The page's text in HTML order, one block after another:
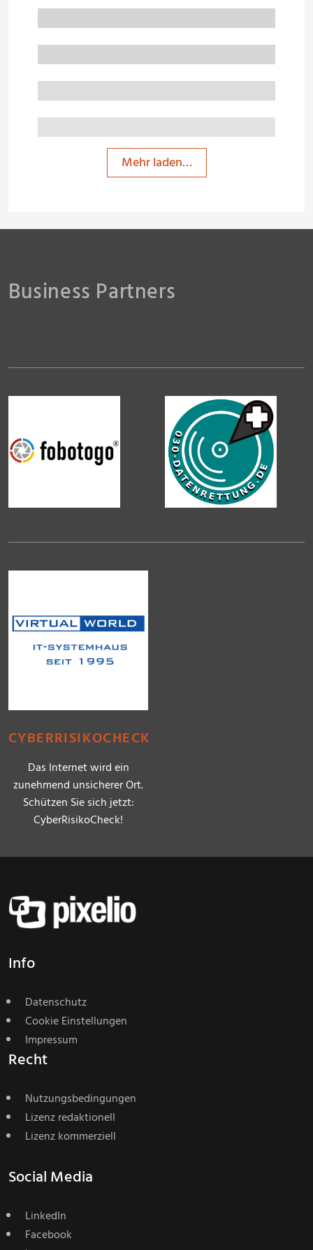
Mehr laden…
Business Partners
CYBERRISIKOCHECK
Das Internet wird ein
zunehmend unsicherer Ort.
Schützen Sie sich jetzt:
CyberRisikoCheck!
Info
Datenschutz
Cookie Einstellungen
Impressum
Recht
Nutzungsbedingungen
Lizenz redaktionell
Lizenz kommerziell
Social Media
LinkedIn
Facebook